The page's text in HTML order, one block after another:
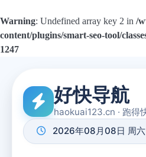
Warning: Undefined array key 2 in /
content/plugins/smart-seo-tool/
1247